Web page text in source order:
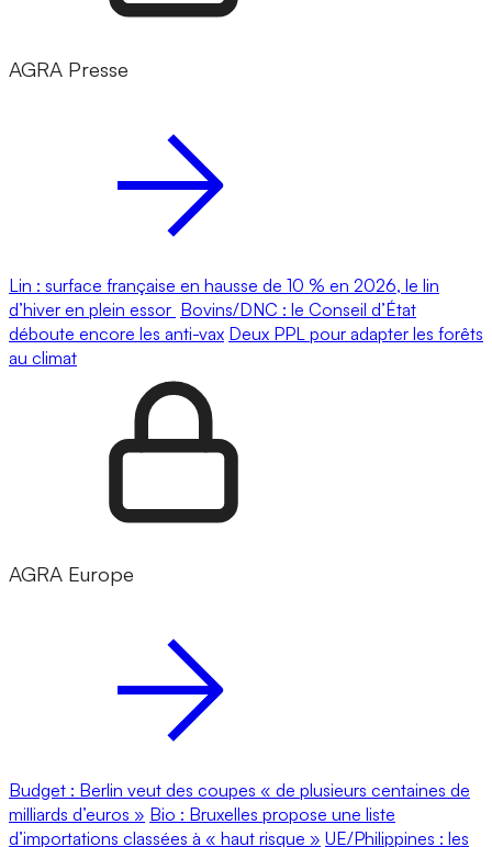
AGRA Presse
Lin : surface française en hausse de 10 % en 2026, le lin
d’hiver en plein essor Bovins/DNC : le Conseil d’État
déboute encore les anti-vax Deux PPL pour adapter les forêts
au climat
AGRA Europe
Budget : Berlin veut des coupes « de plusieurs centaines de
milliards d’euros » Bio : Bruxelles propose une liste
d’importations classées à « haut risque » UE/Philippines : les